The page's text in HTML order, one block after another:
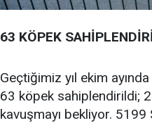
63 KÖPEK
Geçtiğimiz yıl ekim
63 köpek sahiplendirildi;
kavuşmayı bekliyor. 5199